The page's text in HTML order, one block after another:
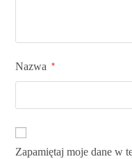
Nazwa *
Zapamiętaj moje dane w